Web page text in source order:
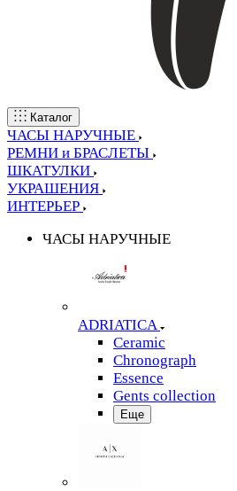
Каталог
ЧАСЫ НАРУЧНЫЕ
РЕМНИ и БРАСЛЕТЫ
ШКАТУЛКИ
УКРАШЕНИЯ
ИНТЕРЬЕР
ЧАСЫ НАРУЧНЫЕ
ADRIATICA
Ceramic
Chronograph
Essence
Gents collection
Еще